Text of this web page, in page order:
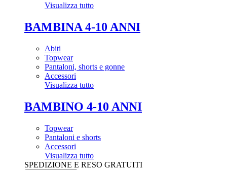
Visualizza tutto
BAMBINA 4-10 ANNI
Abiti
Topwear
Pantaloni, shorts e gonne
Accessori
Visualizza tutto
BAMBINO 4-10 ANNI
Topwear
Pantaloni e shorts
Accessori
Visualizza tutto
SPEDIZIONE E RESO GRATUITI